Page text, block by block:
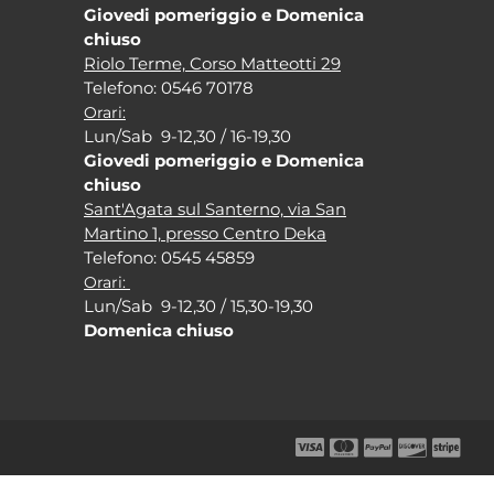
Giovedi pomeriggio e Domenica
chiuso
Riolo Terme, Corso Matteotti 29
Telefono: 0546 70178
Orari:
Lun/Sab 9-12,30 / 16-19,30
Giovedi pomeriggio e Domenica
chiuso
Sant'Agata sul Santerno, via San
Martino 1, presso Centro Deka
Telefono: 0545 45859
Orari:
Lun/Sab 9-12,30 / 15,30-19,30
Domenica chiuso